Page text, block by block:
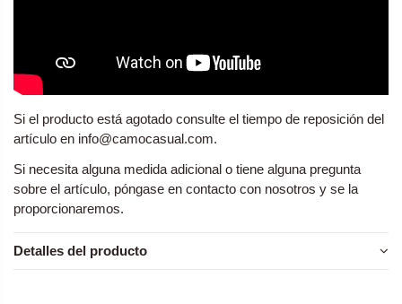
Si el producto está agotado consulte el tiempo de reposición del
artículo en info@camocasual.com.
Si necesita alguna medida adicional o tiene alguna pregunta
sobre el artículo, póngase en contacto con nosotros y se la
proporcionaremos.
Detalles del producto